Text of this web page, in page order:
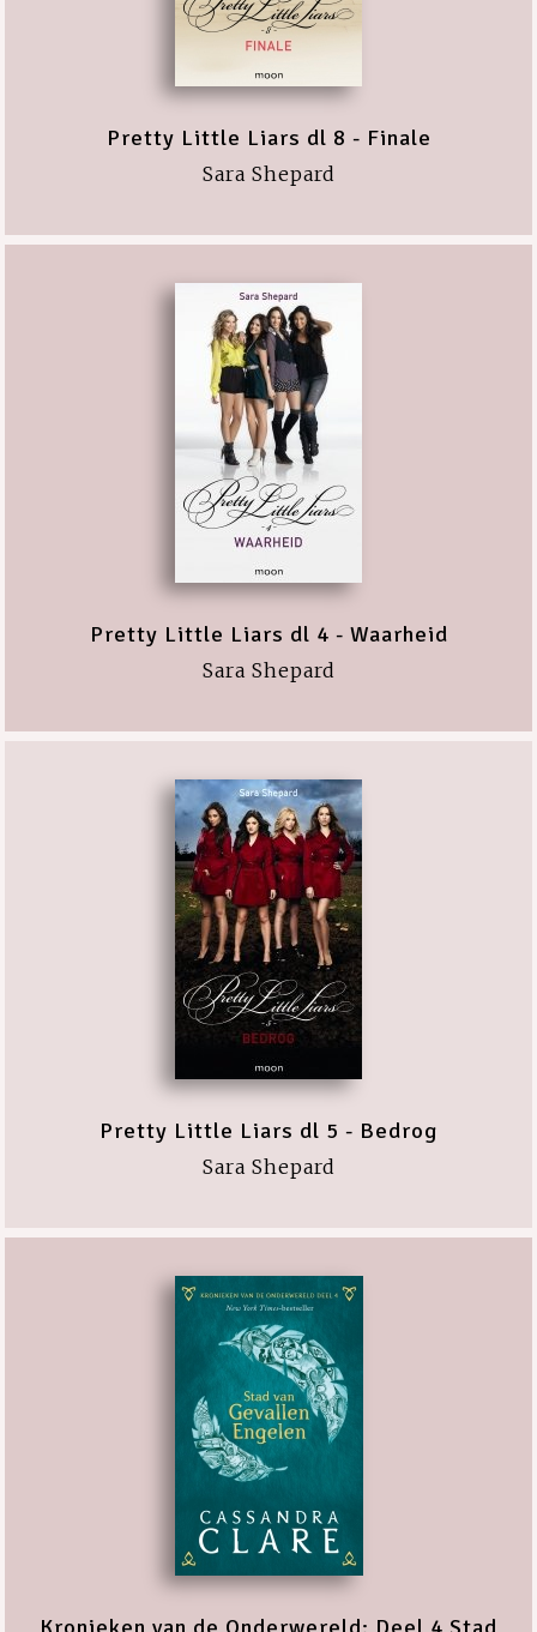
Pretty Little Liars dl 8 - Finale
Sara Shepard
Pretty Little Liars dl 4 - Waarheid
Sara Shepard
Pretty Little Liars dl 5 - Bedrog
Sara Shepard